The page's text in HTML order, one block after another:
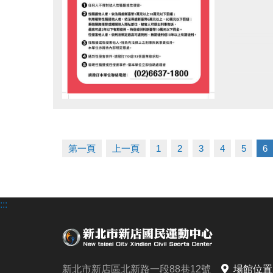
第一頁 上一頁 1 2 3 4 5 6
:::
新北市新店區北新路一段88巷12號 場館位置